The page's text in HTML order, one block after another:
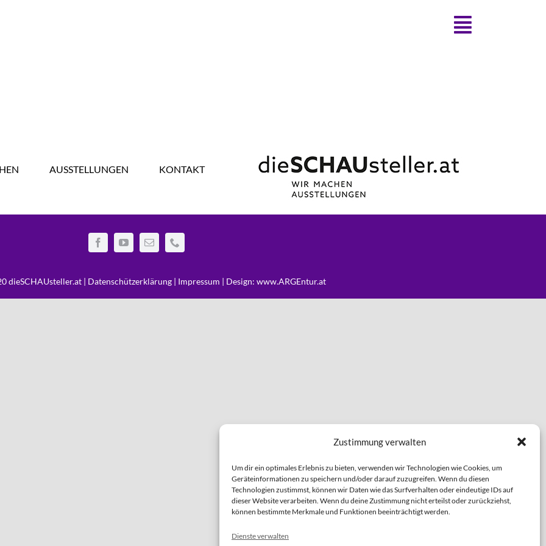
Zustimmung verwalten
Um dir ein optimales Erlebnis zu bieten, verwenden wir Technologien wie Cookies, um
Geräteinformationen zu speichern und/oder darauf zuzugreifen. Wenn du diesen
Technologien zustimmst, können wir Daten wie das Surfverhalten oder eindeutige IDs auf
dieser Website verarbeiten. Wenn du deine Zustimmung nicht erteilst oder zurückziehst,
können bestimmte Merkmale und Funktionen beeinträchtigt werden.
Dienste verwalten
AUSSTELLUNGEN KONTAKT
dieSCHAUsteller.at | Datenschützerklärung | Impressum | Design: www.ARGEntur.at